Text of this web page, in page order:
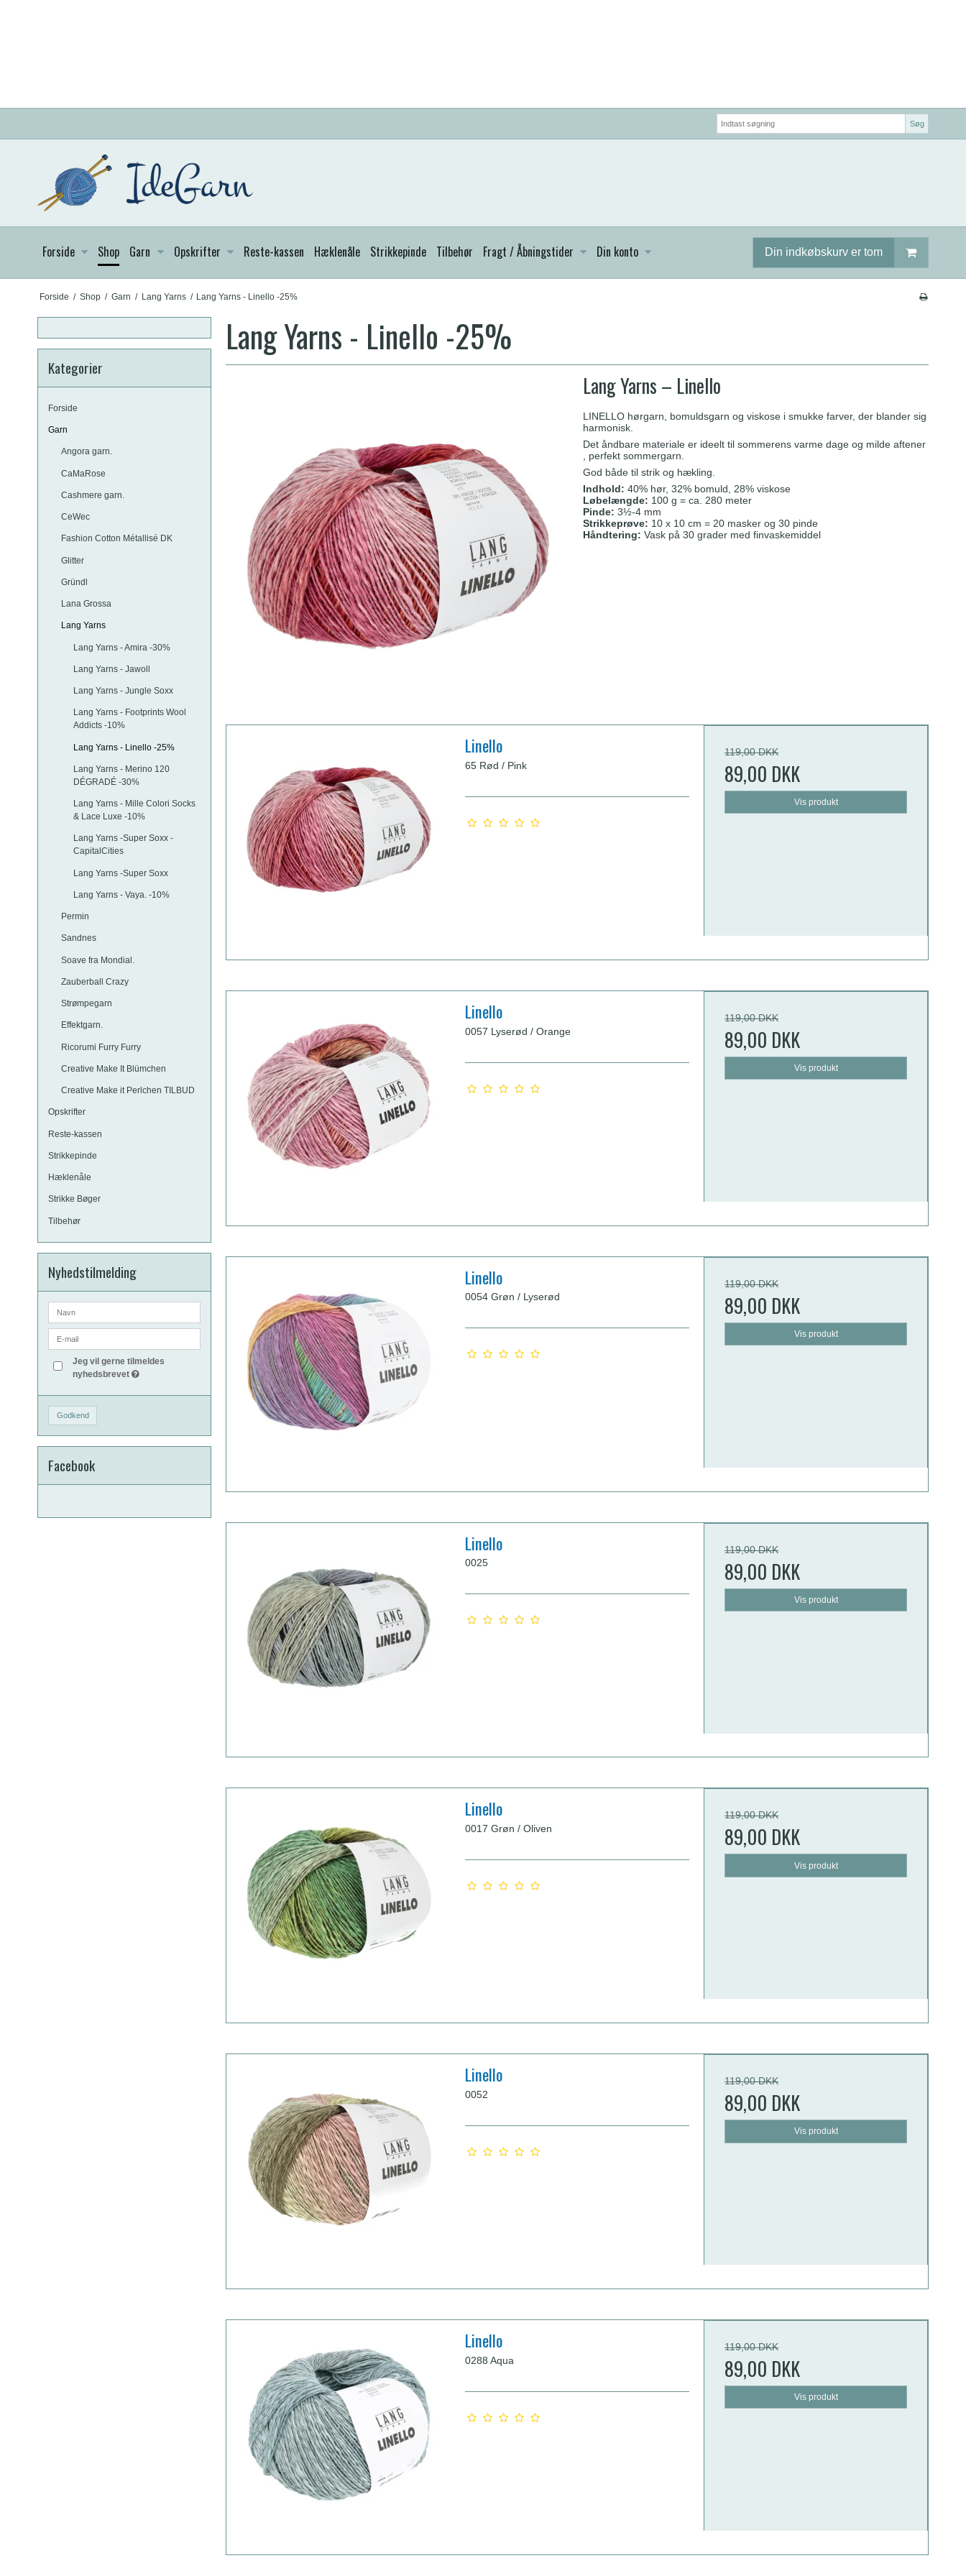
Søg
Forside Shop Garn Opskrifter Reste-kassen Hæklenåle Strikkepinde Tilbehør Fragt / Åbningstider Din konto Din indkøbskurv er tom
Forside / Shop / Garn / Lang Yarns / Lang Yarns - Linello -25%
Kategorier
Forside
Garn
Angora garn.
CaMaRose
Cashmere garn.
CeWec
Fashion Cotton Métallisé DK
Glitter
Gründl
Lana Grossa
Lang Yarns
Lang Yarns - Amira -30%
Lang Yarns - Jawoll
Lang Yarns - Jungle Soxx
Lang Yarns - Footprints Wool
Addicts -10%
Lang Yarns - Linello -25%
Lang Yarns - Merino 120
DÉGRADÉ -30%
Lang Yarns - Mille Colori Socks
& Lace Luxe -10%
Lang Yarns -Super Soxx -
CapitalCities
Lang Yarns -Super Soxx
Lang Yarns - Vaya. -10%
Permin
Sandnes
Soave fra Mondial.
Zauberball Crazy
Strømpegarn
Effektgarn.
Ricorumi Furry Furry
Creative Make It Blümchen
Creative Make it Perlchen TILBUD
Opskrifter
Reste-kassen
Strikkepinde
Hæklenåle
Strikke Bøger
Tilbehør
Nyhedstilmelding
Jeg vil gerne tilmeldes
nyhedsbrevet
Godkend
Facebook
Lang Yarns - Linello -25%
Lang Yarns – Linello
LINELLO hørgarn, bomuldsgarn og viskose i smukke farver, der blander sig
harmonisk.
Det åndbare materiale er ideelt til sommerens varme dage og milde aftener
, perfekt sommergarn.
God både til strik og hækling.
Indhold: 40% hør, 32% bomuld, 28% viskose
Løbelængde: 100 g = ca. 280 meter
Pinde: 3½-4 mm
Strikkeprøve: 10 x 10 cm = 20 masker og 30 pinde
Håndtering: Vask på 30 grader med finvaskemiddel
Linello
65 Rød / Pink
119,00 DKK
89,00 DKK
Vis produkt
Linello
0057 Lyserød / Orange
119,00 DKK
89,00 DKK
Vis produkt
Linello
0054 Grøn / Lyserød
119,00 DKK
89,00 DKK
Vis produkt
Linello
0025
119,00 DKK
89,00 DKK
Vis produkt
Linello
0017 Grøn / Oliven
119,00 DKK
89,00 DKK
Vis produkt
Linello
0052
119,00 DKK
89,00 DKK
Vis produkt
Linello
0288 Aqua
119,00 DKK
89,00 DKK
Vis produkt